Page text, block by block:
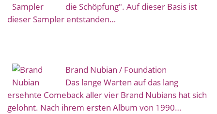
die Schöpfung". Auf dieser Basis ist
dieser Sampler entstanden…
Brand Nubian / Foundation
Das lange Warten auf das lang
ersehnte Comeback aller vier Brand Nubians hat sich
gelohnt. Nach ihrem ersten Album von 1990…